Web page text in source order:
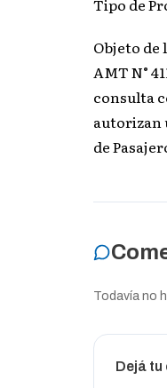
Tipo de
Objeto de
AMT N°
consulta
autorizan
de
Todavía no
Dejá